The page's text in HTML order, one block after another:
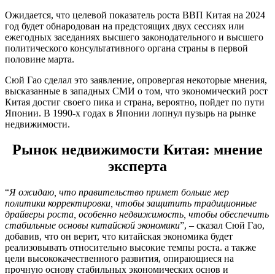
Ожидается, что целевой показатель роста ВВП Китая на 2024
год будет обнародован на предстоящих двух сессиях или
ежегодных заседаниях высшего законодательного и высшего
политического консультативного органа страны в первой
половине марта.
Сюй Гао сделал это заявление, опровергая некоторые мнения,
высказанные в западных СМИ о том, что экономический рост
Китая достиг своего пика и страна, вероятно, пойдет по пути
Японии. В 1990-х годах в Японии лопнул пузырь на рынке
недвижимости.
Рынок недвижимости Китая: мнение
эксперта
“Я ожидаю, что правительство примет больше мер
политики корректировки, чтобы защитить традиционные
драйверы роста, особенно недвижимость, чтобы обеспечить
стабильные основы китайской экономики”, – сказал Сюй Гао,
добавив, что он верит, что китайская экономика будет
реализовывать относительно высокие темпы роста. а также
цели высококачественного развития, опирающиеся на
прочную основу стабильных экономических основ и